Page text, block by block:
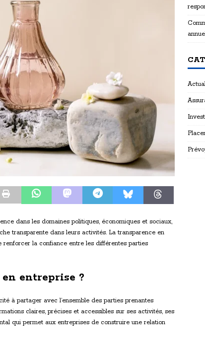
dans les domaines politiques, économiques et sociaux,
transparente dans leurs activités. La transparence en
renforcer la confiance entre les différentes parties
en entreprise ?
à partager avec l’ensemble des parties prenantes
claires, précises et accessibles sur ses activités, ses
qui permet aux entreprises de construire une relation